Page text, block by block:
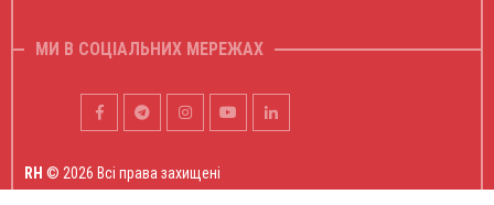
МИ В СОЦІАЛЬНИХ МЕРЕЖАХ
RH © 2026 Всі права захищені